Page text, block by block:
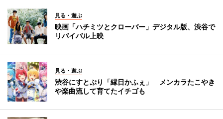
見る・遊ぶ
映画「ハチミツとクローバー」デジタル版、渋谷で
リバイバル上映
見る・遊ぶ
渋谷にすとぷり「縁日かふぇ」 メンカラたこやき
や楽曲流して育てたイチゴも